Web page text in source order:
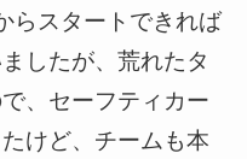
らスタートできれば
したが、荒れたタ
、セーフティカー
けど、チームも本